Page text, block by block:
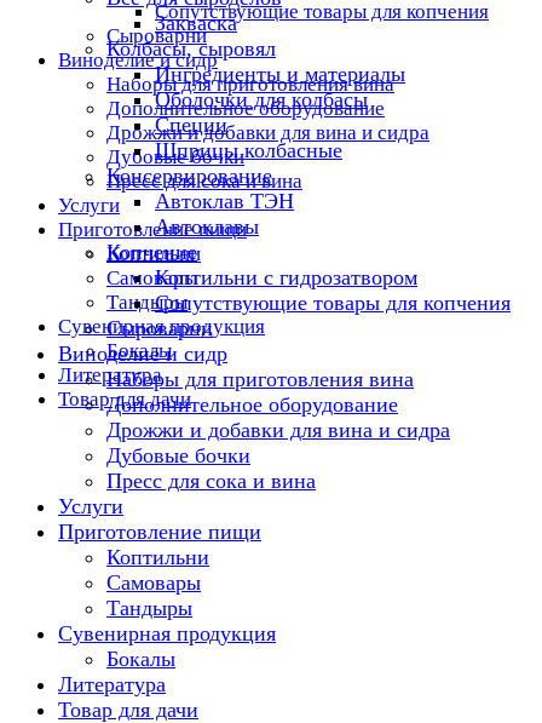
Сопутствующие товары для копчения
Сыроварни
Виноделие и сидр
Наборы для приготовления вина
Дополнительное оборудование
Дрожжи и добавки для вина и сидра
Дубовые бочки
Пресс для сока и вина
Услуги
Приготовление пищи
Коптильни
Самовары
Тандыры
Сувенирная продукция
Бокалы
Литература
Товар для дачи
Закваска
Колбасы, сыровял
Ингредиенты и материалы
Оболочки для колбасы
Специи
Шприцы колбасные
Консервирование
Автоклав ТЭН
Автоклавы
Копчение
Коптильни с гидрозатвором
Сопутствующие товары для копчения
Сыроварни
Виноделие и сидр
Наборы для приготовления вина
Дополнительное оборудование
Дрожжи и добавки для вина и сидра
Дубовые бочки
Пресс для сока и вина
Услуги
Приготовление пищи
Коптильни
Самовары
Тандыры
Сувенирная продукция
Бокалы
Литература
Товар для дачи